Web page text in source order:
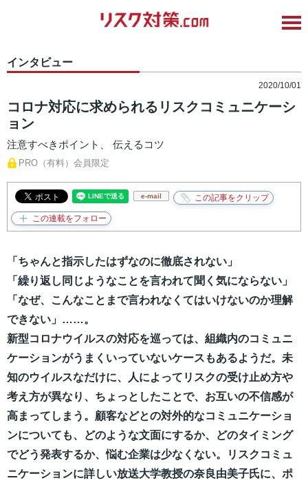
インタビュー
2020/10/01
コロナ対応に求められるリスクコミュニケーシ
ョン
注意すべきポイント、 伝えるコツ
PRO（有料）会員限定
e-mail
「ちゃんと指示したはずなのに徹底されない」
「繰り返し同じようなことを言われて聞く気にならない」
「なぜ、こんなことまで言われなくてはいけないのか理解
できない」……。
新型コロナウイルスの対応を巡っては、組織内のコミュニ
ケーションがうまくいっていないケースもあるようだ。未
知のウイルスなだけに、人によってリスクの受け止め方や
考え方が異なり、ちょっとしたことで、お互いの不信感が
高まってしまう。顧客などとの対外的なコミュニケーショ
ンについても、どのような文面にするか、どのタイミング
でどう発表するか、悩む企業は少なくない。リスクコミュ
ニケーションに詳しい放送大学教授の奈良由美子氏に、ポ